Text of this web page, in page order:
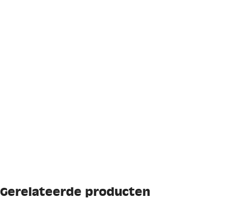
Gerelateerde producten